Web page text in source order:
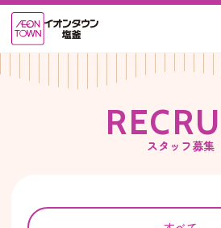
RECRU
スタッフ募集